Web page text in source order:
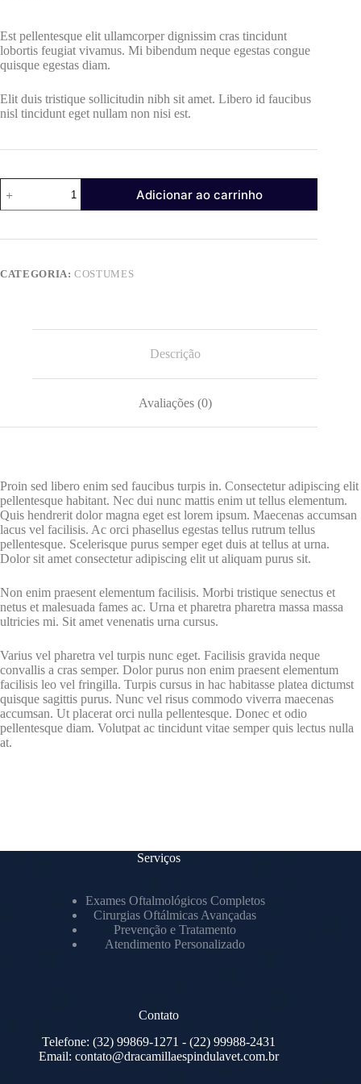
original
era:
$45.00.
atual
é:
$30.00.
Est pellentesque elit ullamcorper dignissim cras tincidunt
lobortis feugiat vivamus. Mi bibendum neque egestas congue
quisque egestas diam.
Elit duis tristique sollicitudin nibh sit amet. Libero id faucibus
nisl tincidunt eget nullam non nisi est.
Adipiscing
quantidade
Adicionar ao carrinho
CATEGORIA:COSTUMES
Descrição
Avaliações (0)
Proin sed libero enim sed faucibus turpis in. Consectetur adipiscing elit
pellentesque habitant. Nec dui nunc mattis enim ut tellus elementum.
Quis hendrerit dolor magna eget est lorem ipsum. Maecenas accumsan
lacus vel facilisis. Ac orci phasellus egestas tellus rutrum tellus
pellentesque. Scelerisque purus semper eget duis at tellus at urna.
Dolor sit amet consectetur adipiscing elit ut aliquam purus sit.
Non enim praesent elementum facilisis. Morbi tristique senectus et
netus et malesuada fames ac. Urna et pharetra pharetra massa massa
ultricies mi. Sit amet venenatis urna cursus.
Varius vel pharetra vel turpis nunc eget. Facilisis gravida neque
convallis a cras semper. Dolor purus non enim praesent elementum
facilisis leo vel fringilla. Turpis cursus in hac habitasse platea dictumst
quisque sagittis purus. Nunc vel risus commodo viverra maecenas
accumsan. Ut placerat orci nulla pellentesque. Donec et odio
pellentesque diam. Volutpat ac tincidunt vitae semper quis lectus nulla
at.
Serviços
Exames Oftalmológicos Completos
Cirurgias Oftálmicas Avançadas
Prevenção e Tratamento
Atendimento Personalizado
Contato
Telefone: (32) 99869-1271 - (22) 99988-2431
Email:contato@dracamillaespindulavet.com.br